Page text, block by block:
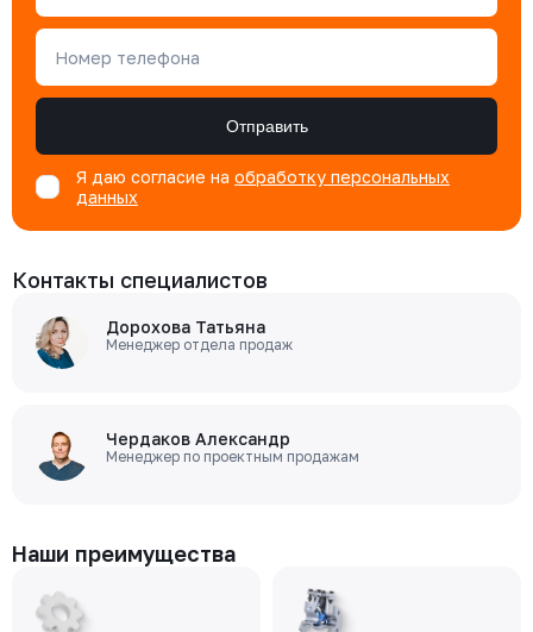
Номер телефона
Отправить
Я даю согласие на обработку персональных
данных
Контакты специалистов
Дорохова Татьяна
Менеджер отдела продаж
Чердаков Александр
Менеджер по проектным продажам
Наши преимущества